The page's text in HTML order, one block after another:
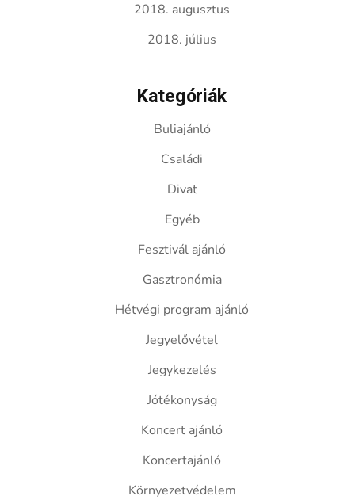
2018. augusztus
2018. július
Kategóriák
Buliajánló
Családi
Divat
Egyéb
Fesztivál ajánló
Gasztronómia
Hétvégi program ajánló
Jegyelővétel
Jegykezelés
Jótékonyság
Koncert ajánló
Koncertajánló
Környezetvédelem